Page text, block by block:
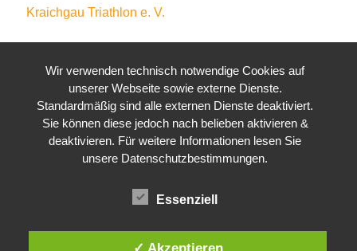
Kraichgau Triathlon e. V.
Waldstraße 4
Wir verwenden technisch notwendige Cookies auf
unserer Webseite sowie externe Dienste.
Standardmäßig sind alle externen Dienste deaktiviert.
Sie können diese jedoch nach belieben aktivieren &
deaktivieren. Für weitere Informationen lesen Sie
unsere Datenschutzbestimmungen.
Essenziell
✓ Akzeptieren